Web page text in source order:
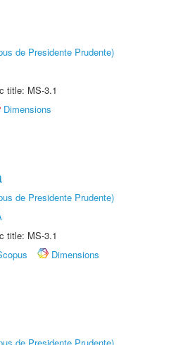
de Presidente Prudente)
title: MS-3.1
Dimensions
de Presidente Prudente)
title: MS-3.1
Dimensions